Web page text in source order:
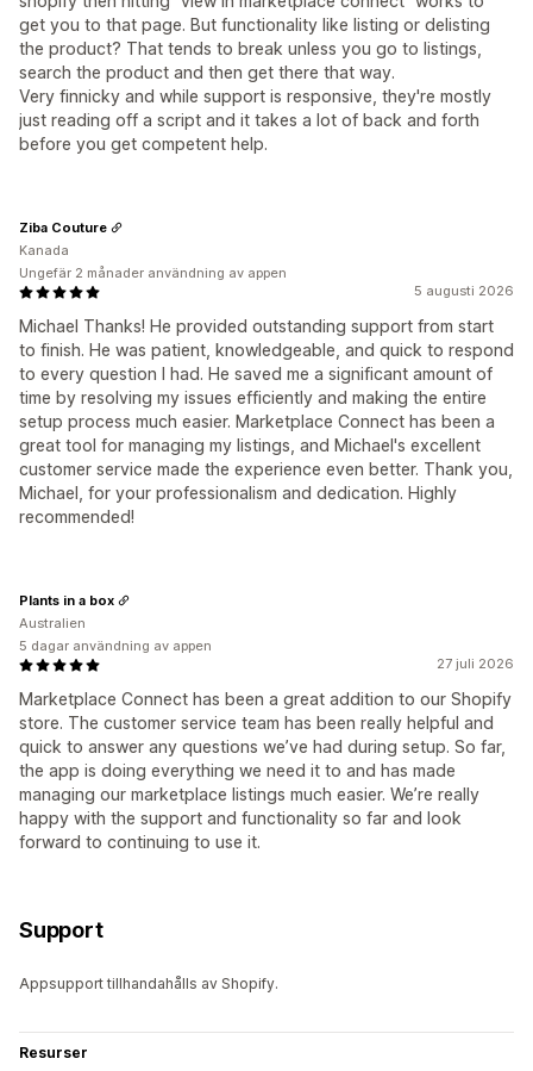
get you to that page. But functionality like listing or delisting
the product? That tends to break unless you go to listings,
search the product and then get there that way.
Very finnicky and while support is responsive, they're mostly
just reading off a script and it takes a lot of back and forth
before you get competent help.
5 augusti 2026
Michael Thanks! He provided outstanding support from start
to finish. He was patient, knowledgeable, and quick to respond
to every question I had. He saved me a significant amount of
time by resolving my issues efficiently and making the entire
setup process much easier. Marketplace Connect has been a
great tool for managing my listings, and Michael's excellent
customer service made the experience even better. Thank you,
Michael, for your professionalism and dedication. Highly
recommended!
Ziba Couture
Kanada
Ungefär 2 månader användning av appen
27 juli 2026
Marketplace Connect has been a great addition to our Shopify
store. The customer service team has been really helpful and
quick to answer any questions we’ve had during setup. So far,
the app is doing everything we need it to and has made
managing our marketplace listings much easier. We’re really
happy with the support and functionality so far and look
forward to continuing to use it.
Plants in a box
Australien
5 dagar användning av appen
Support
Appsupport tillhandahålls av Shopify.
Resurser